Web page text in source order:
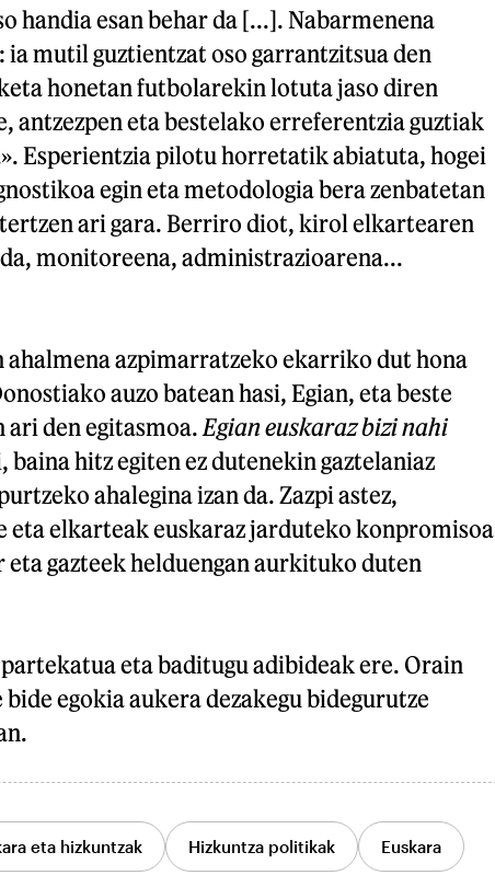
handia esan behar da [...]. Nabarmenena
ia mutil guztientzat oso garrantzitsua den
honetan futbolarekin lotuta jaso diren
antzezpen eta bestelako erreferentzia guztiak
Esperientzia pilotu horretatik abiatuta, hogei
egin eta metodologia bera zenbatetan
ari gara. Berriro diot, kirol elkartearen
monitoreena, administrazioarena...
ahalmena azpimarratzeko ekarriko dut hona
auzo batean hasi, Egian, eta beste
ari den egitasmoa. Egian euskaraz bizi nahi
baina hitz egiten ez dutenekin gaztelaniaz
ahalegina izan da. Zazpi astez,
eta elkarteak euskaraz jarduteko
eta gazteek helduengan aurkituko duten
eta baditugu adibideak ere. Orain
egokia aukera dezakegu bidegurutze
eta hizkuntzak Hizkuntza politikak Euskara